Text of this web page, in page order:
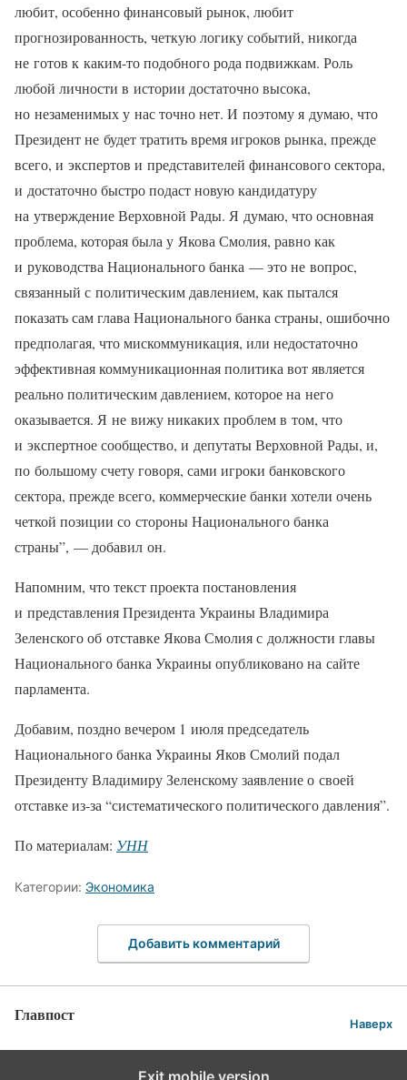
любит, особенно финансовый рынок, любит
прогнозированность, четкую логику событий, никогда
не готов к каким-то подобного рода подвижкам. Роль
любой личности в истории достаточно высока,
но незаменимых у нас точно нет. И поэтому я думаю, что
Президент не будет тратить время игроков рынка, прежде
всего, и экспертов и представителей финансового сектора,
и достаточно быстро подаст новую кандидатуру
на утверждение Верховной Рады. Я думаю, что основная
проблема, которая была у Якова Смолия, равно как
и руководства Национального банка — это не вопрос,
связанный с политическим давлением, как пытался
показать сам глава Национального банка страны, ошибочно
предполагая, что мискоммуникация, или недостаточно
эффективная коммуникационная политика вот является
реально политическим давлением, которое на него
оказывается. Я не вижу никаких проблем в том, что
и экспертное сообщество, и депутаты Верховной Рады, и,
по большому счету говоря, сами игроки банковского
сектора, прежде всего, коммерческие банки хотели очень
четкой позиции со стороны Национального банка
страны”, — добавил он.
Напомним, что текст проекта постановления
и представления Президента Украины Владимира
Зеленского об отставке Якова Смолия с должности главы
Национального банка Украины опубликовано на сайте
парламента.
Добавим, поздно вечером 1 июля председатель
Национального банка Украины Яков Смолий подал
Президенту Владимиру Зеленскому заявление о своей
отставке из-за “систематического политического давления”.
По материалам: УНН
Категории: Экономика
Добавить комментарий
Главпост Наверх